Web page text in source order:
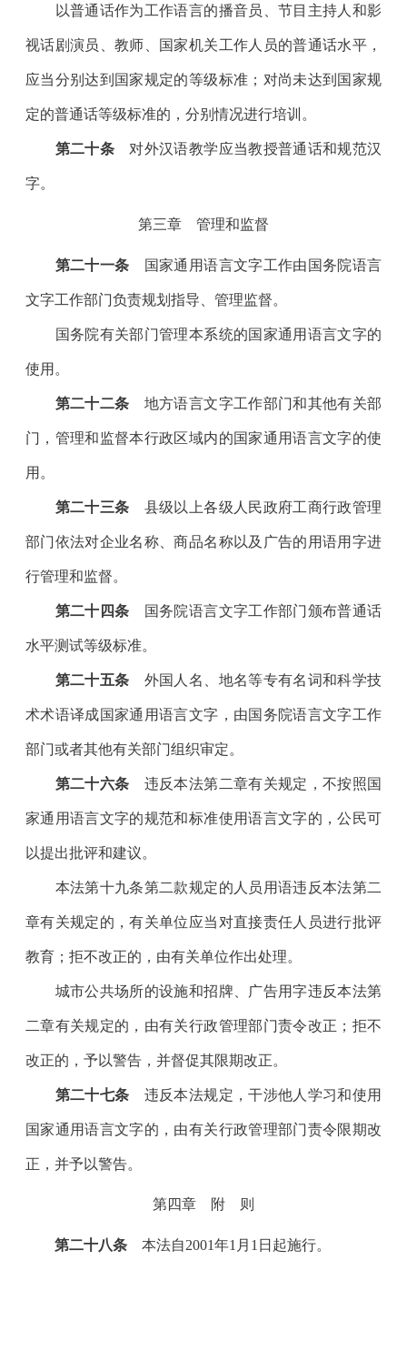
以普通话作为工作语言的播音员、节目主持人和影
视话剧演员、教师、国家机关工作人员的普通话水平，
应当分别达到国家规定的等级标准；对尚未达到国家规
定的普通话等级标准的，分别情况进行培训。
第二十条 对外汉语教学应当教授普通话和规范汉
字。
第三章 管理和监督
第二十一条 国家通用语言文字工作由国务院语言
文字工作部门负责规划指导、管理监督。
国务院有关部门管理本系统的国家通用语言文字的
使用。
第二十二条 地方语言文字工作部门和其他有关部
门，管理和监督本行政区域内的国家通用语言文字的使
用。
第二十三条 县级以上各级人民政府工商行政管理
部门依法对企业名称、商品名称以及广告的用语用字进
行管理和监督。
第二十四条 国务院语言文字工作部门颁布普通话
水平测试等级标准。
第二十五条 外国人名、地名等专有名词和科学技
术术语译成国家通用语言文字，由国务院语言文字工作
部门或者其他有关部门组织审定。
第二十六条 违反本法第二章有关规定，不按照国
家通用语言文字的规范和标准使用语言文字的，公民可
以提出批评和建议。
本法第十九条第二款规定的人员用语违反本法第二
章有关规定的，有关单位应当对直接责任人员进行批评
教育；拒不改正的，由有关单位作出处理。
城市公共场所的设施和招牌、广告用字违反本法第
二章有关规定的，由有关行政管理部门责令改正；拒不
改正的，予以警告，并督促其限期改正。
第二十七条 违反本法规定，干涉他人学习和使用
国家通用语言文字的，由有关行政管理部门责令限期改
正，并予以警告。
第四章 附 则
第二十八条本法自2001年1月1日起施行。